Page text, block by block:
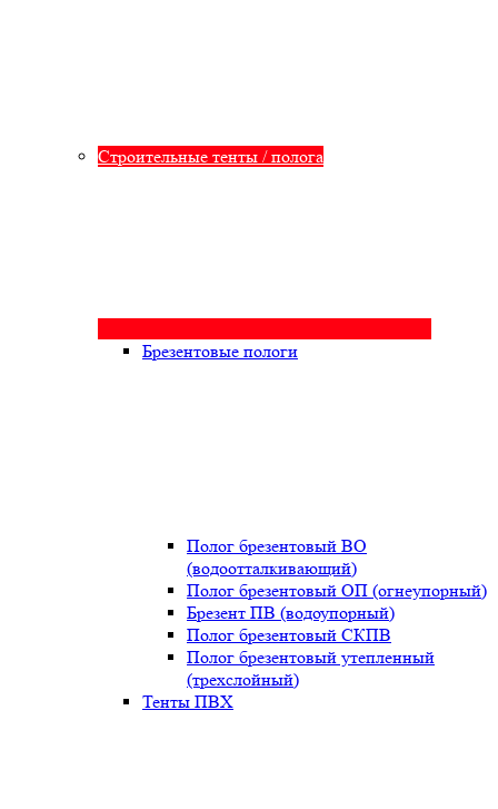
Строительные тенты / полога
Брезентовые пологи
Полог брезентовый ВО
(водоотталкивающий)
Полог брезентовый ОП (огнеупорный)
Брезент ПВ (водоупорный)
Полог брезентовый СКПВ
Полог брезентовый утепленный
(трехслойный)
Тенты ПВХ